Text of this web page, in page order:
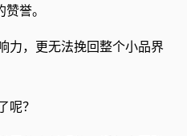
誉。
力，更无法挽回整个小品界
呢？